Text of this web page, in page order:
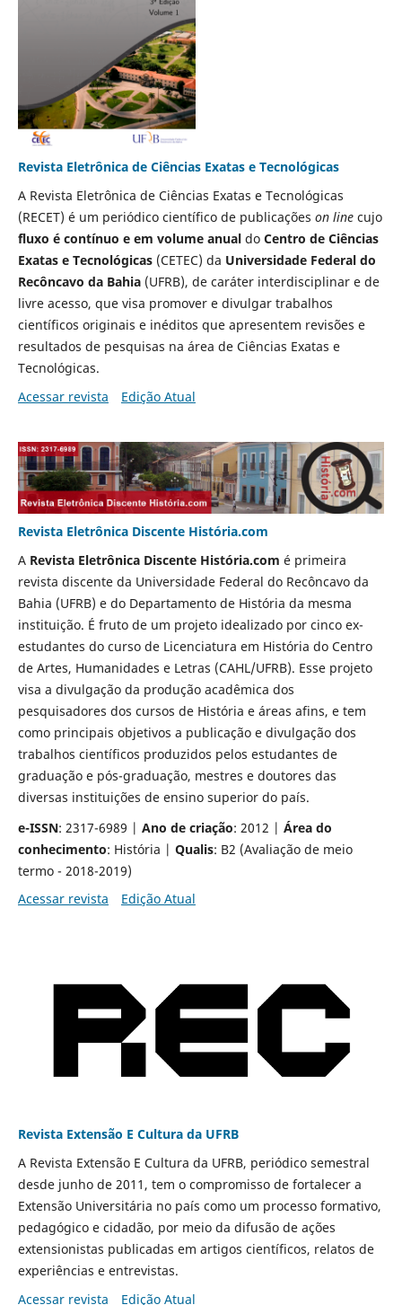
Revista Eletrônica de Ciências Exatas e Tecnológicas
A Revista Eletrônica de Ciências Exatas e Tecnológicas
(RECET) é um periódico científico de publicações on linecujo
fluxo é contínuo e em volume anualdo Centro de Ciências
Exatas e Tecnológicas(CETEC) da Universidade Federal do
Recôncavo da Bahia(UFRB), de caráter interdisciplinar e de
livre acesso, que visa promover e divulgar trabalhos
científicos originais e inéditos que apresentem revisões e
resultados de pesquisas na área de Ciências Exatas e
Tecnológicas.
Acessar revista
Edição Atual
Revista Eletrônica Discente História.com
A Revista Eletrônica Discente História.com é primeira
revista discente da Universidade Federal do Recôncavo da
Bahia (UFRB) e do Departamento de História da mesma
instituição. É fruto de um projeto idealizado por cinco ex-
estudantes do curso de Licenciatura em História do Centro
de Artes, Humanidades e Letras (CAHL/UFRB). Esse projeto
visa a divulgação da produção acadêmica dos
pesquisadores dos cursos de História e áreas afins, e tem
como principais objetivos a publicação e divulgação dos
trabalhos científicos produzidos pelos estudantes de
graduação e pós-graduação, mestres e doutores das
diversas instituições de ensino superior do país.
e-ISSN: 2317-6989 | Ano de criação: 2012 | Área do
conhecimento: História | Qualis: B2 (Avaliação de meio
termo - 2018-2019)
Acessar revista
Edição Atual
Revista Extensão E Cultura da UFRB
A Revista Extensão E Cultura da UFRB, periódico semestral
desde junho de 2011, tem o compromisso de fortalecer a
Extensão Universitária no país como um processo formativo,
pedagógico e cidadão, por meio da difusão de ações
extensionistas publicadas em artigos científicos, relatos de
experiências e entrevistas.
Acessar revista
Edição Atual